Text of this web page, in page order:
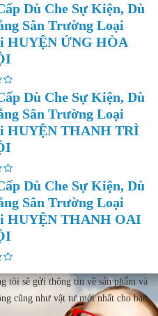
Dù Che Sự Kiện, Dù
Sân Trường Loại
HUYỆN ỨNG HÒA
Dù Che Sự Kiện, Dù
Sân Trường Loại
HUYỆN THANH TRÌ
Dù Che Sự Kiện, Dù
Sân Trường Loại
HUYỆN THANH OAI
tôi sẽ gửi thông tin về sản phẩm và
cũng như vật tư mới nhất cho bạn